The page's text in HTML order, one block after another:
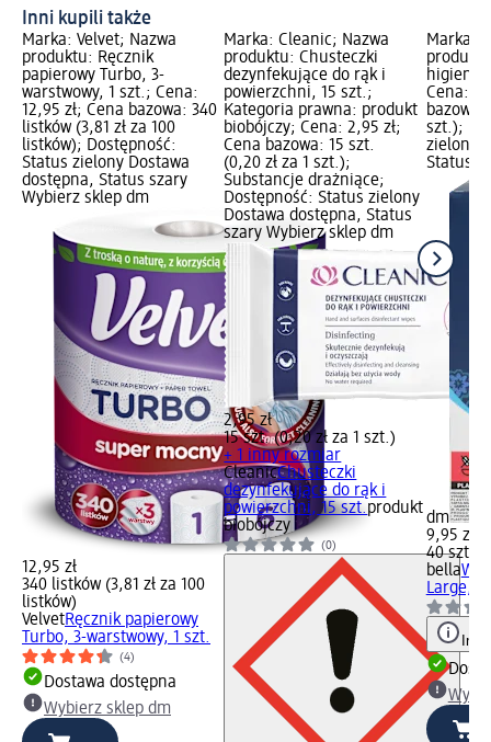
Inni kupili także
Marka: Velvet; Nazwa
produktu: Ręcznik
papierowy Turbo, 3-
warstwowy, 1 szt.; Cena:
12,95 zł; Cena bazowa: 340
listków (3,81 zł za 100
listków); Dostępność:
Status zielony Dostawa
dostępna, Status szary
Wybierz sklep dm
12,95 zł
340 listków (3,81 zł za 100
listków)
VelvetRęcznik papierowy
Turbo, 3-warstwowy, 1 szt.
(4)
Dostawa dostępna
Wybierz sklep dm
Marka: Cleanic; Nazwa
produktu: Chusteczki
dezynfekujące do rąk i
powierzchni, 15 szt.;
Kategoria prawna: produkt
biobójczy; Cena: 2,95 zł;
Cena bazowa: 15 szt.
(0,20 zł za 1 szt.);
Substancje drażniące;
Dostępność: Status zielony
Dostawa dostępna, Status
szary Wybierz sklep dm
2,95 zł
15 szt. (0,20 zł za 1 szt.)
+ 1 inny rozmiar
CleanicChusteczki
dezynfekujące do rąk i
powierzchni, 15 szt.produkt
biobójczy
(0)
Marka:
Cena:
bazowa:
szt.);
zielony
Status
dm
9,95 zł
40 szt.
bella
Large,